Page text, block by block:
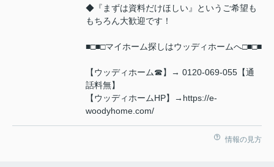
◆『まずは資料だけほしい』というご希望も
もちろん大歓迎です！
■□■□マイホーム探しはウッディホームへ□■□■
【ウッディホーム☎】→ 0120-069-055【通
話料無】
【ウッディホームHP】→https://e-
woodyhome.com/
情報の見方